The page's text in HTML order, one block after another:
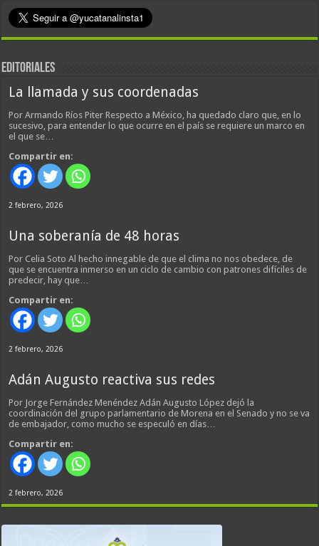
EDITORIALES
La llamada y sus coordenadas
Por Armando Ríos Piter Respecto a México, ha quedado claro que, en lo
sucesivo, para entender lo que ocurre en el país se requiere un marco en
el que se…
Compartir en:
2 febrero, 2026
Una soberanía de 48 horas
Por Celia Soto Al hecho innegable de que el clima no nos obedece, de
que se encuentra inmerso en un ciclo de cambio con patrones difíciles de
predecir, hay que…
Compartir en:
2 febrero, 2026
Adán Augusto reactiva sus redes
Por Jorge Fernández Menéndez Adán Augusto López dejó la
coordinación del grupo parlamentario de Morena en el Senado y no se va
de embajador, como mucho se especuló en días…
Compartir en:
2 febrero, 2026